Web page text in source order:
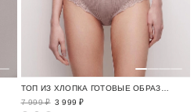
7 999 ₽ 3 999 ₽